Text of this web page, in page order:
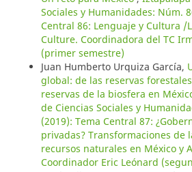
Sociales y Humanidades: Núm.
Central 86: Lenguaje y Cultura /
Culture. Coordinadora del TC
(primer semestre)
Juan Humberto Urquiza García,
global: de las reservas
reservas de la biosfera en
de Ciencias Sociales y
(2019): Tema Central 87:
privadas? Transformaciones de
recursos naturales en México y
Coordinador Eric Leónard